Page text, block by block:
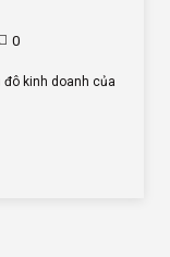
0
đô kinh doanh của